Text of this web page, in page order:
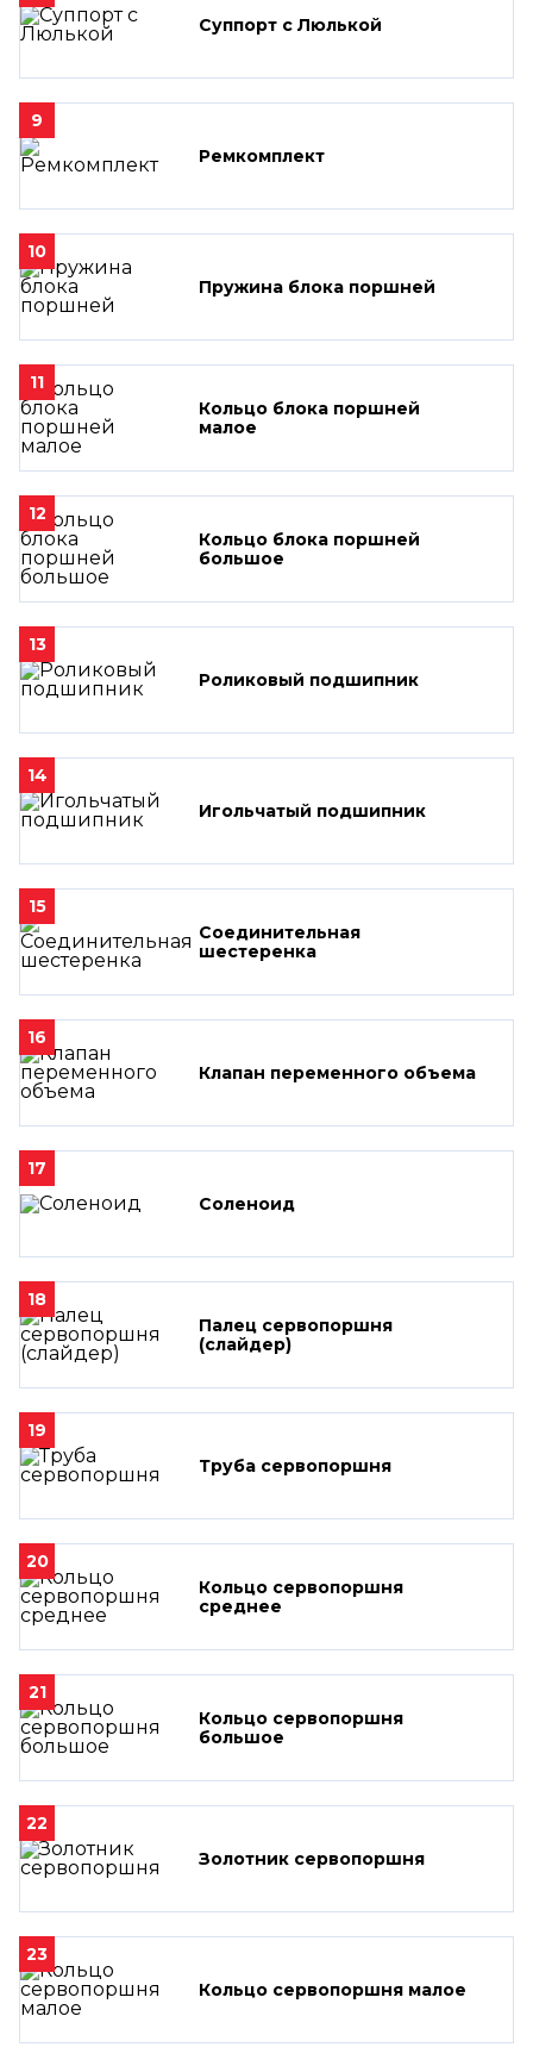
Суппорт с Люлькой
9
Ремкомплект
10
Пружина блока поршней
11
Кольцо блока поршней
малое
12
Кольцо блока поршней
большое
13
Роликовый подшипник
14
Игольчатый подшипник
15
Соединительная
шестеренка
16
Клапан переменного объема
17
Соленоид
18
Палец сервопоршня
(слайдер)
19
Труба сервопоршня
20
Кольцо сервопоршня
среднее
21
Кольцо сервопоршня
большое
22
Золотник сервопоршня
23
Кольцо сервопоршня малое